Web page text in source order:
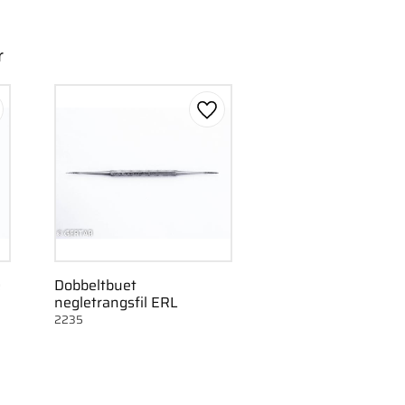
som favorit
Dobbeltbuet
negletrangsfil ERL
2235
Gem som favorit